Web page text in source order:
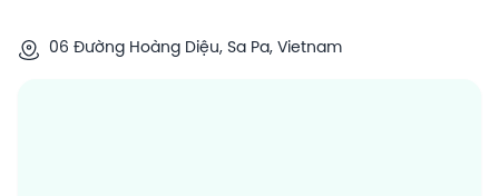
06 Đường Hoàng Diệu, Sa Pa, Vietnam